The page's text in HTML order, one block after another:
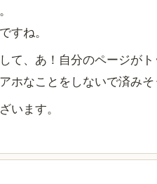
すね。
て、あ！自分のページがト
ホなことをしないで済みそ
います。